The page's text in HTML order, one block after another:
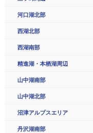
河口湖北部
西湖北部
西湖南部
精進湖・本栖湖周辺
山中湖南部
山中湖北部
沼津アルプスエリア
丹沢湖南部